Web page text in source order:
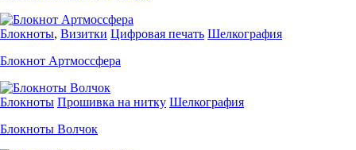
Блокноты, Визитки Цифровая печать Шелкография
Блокнот Артмоссфера
Блокноты Прошивка на нитку Шелкография
Блокноты Волчок